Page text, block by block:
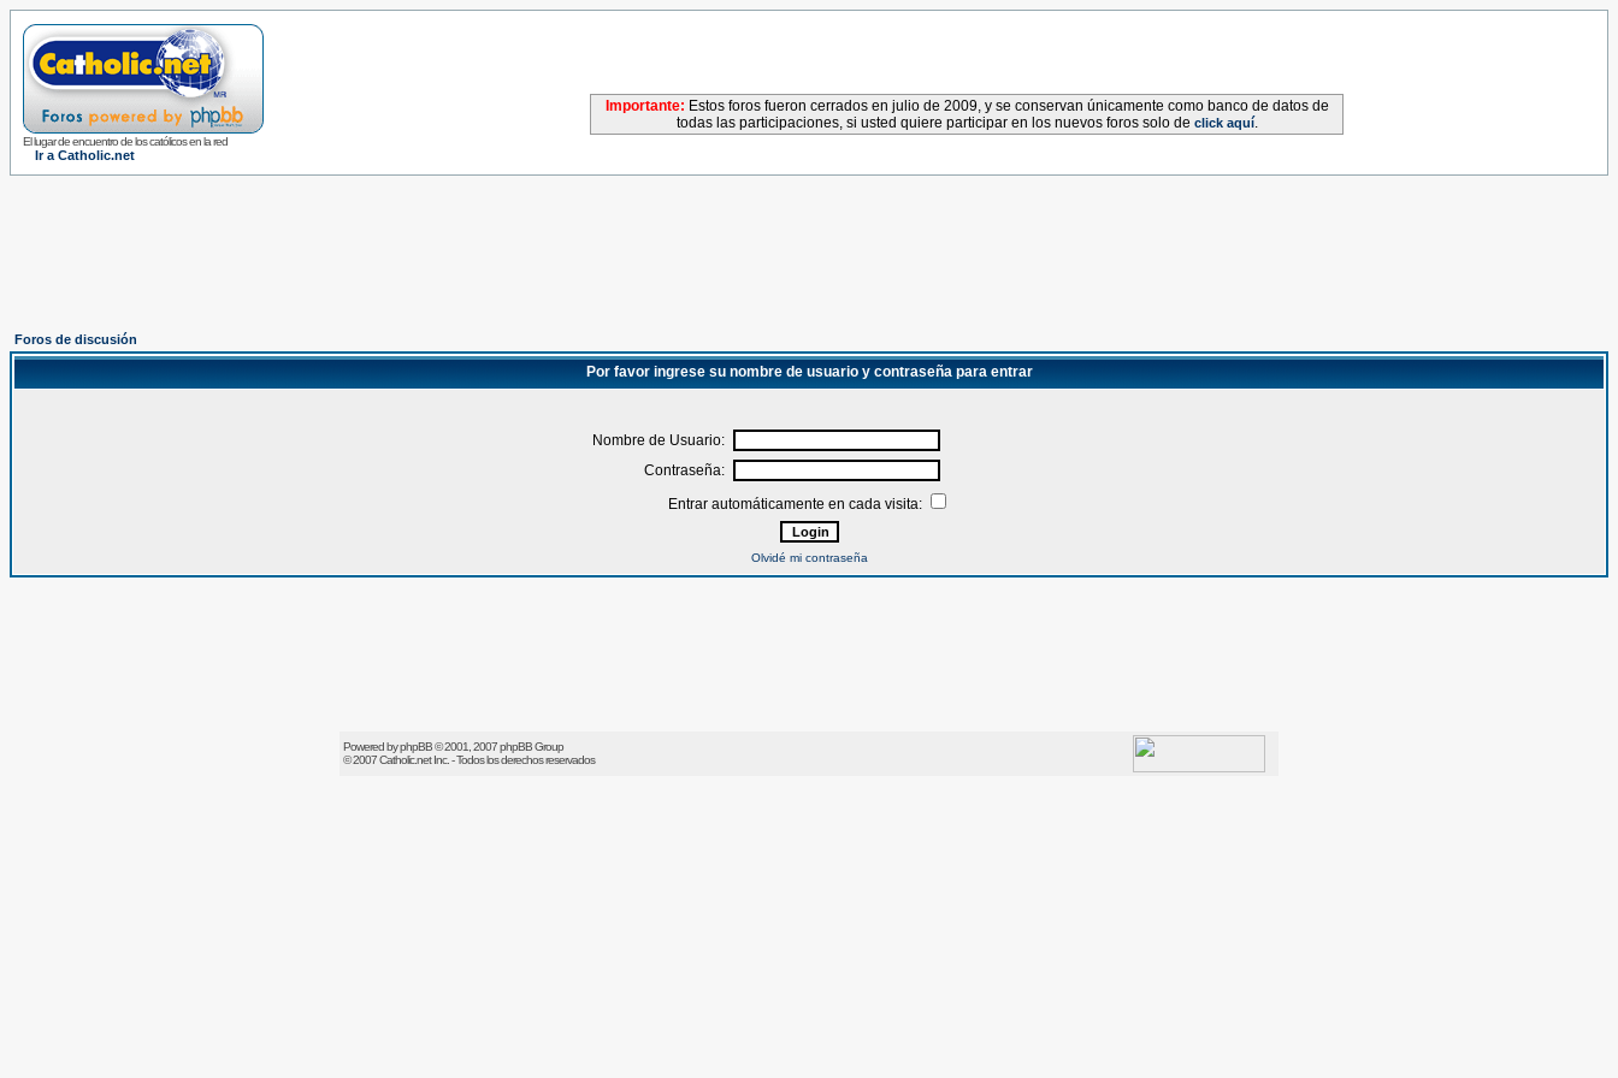
El lugar de encuentro de los católicos en la red
Ir a Catholic.net
Importante: Estos foros fueron cerrados en julio de 2009, y se conservan únicamente como banco de datos de
todas las participaciones, si usted quiere participar en los nuevos foros solo de click aquí.
Foros de discusión
Por favor ingrese su nombre de usuario y contraseña para entrar
Nombre de Usuario:
Contraseña:
Entrar automáticamente en cada visita:
Olvidé mi contraseña
Powered byphpBB© 2001, 2007 phpBB Group
© 2007Catholic.netInc. - Todos los derechos reservados